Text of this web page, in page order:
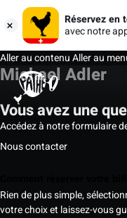
Réservez en
avec notre
Aller au contenuAller au
Michael Adler
Vous avez une
Accédez à notre formulaire
Nous contacter
Rien de plus simple,
votre choix et laissez-vous